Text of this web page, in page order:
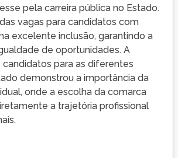
pela carreira pública no Estado.
vagas para candidatos com
excelente inclusão, garantindo a
de oportunidades. A
para as diferentes
demonstrou a importância da
onde a escolha da comarca
a trajetória profissional